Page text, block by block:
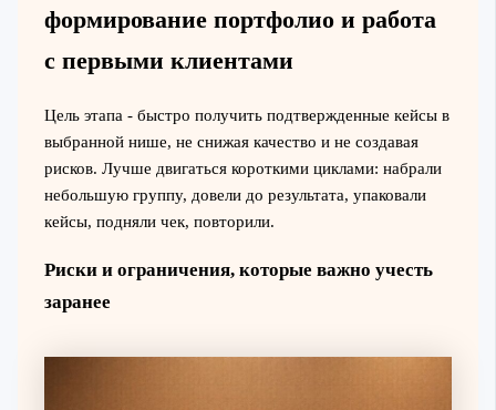
формирование портфолио и работа
с первыми клиентами
Цель этапа - быстро получить подтвержденные кейсы в
выбранной нише, не снижая качество и не создавая
рисков. Лучше двигаться короткими циклами: набрали
небольшую группу, довели до результата, упаковали
кейсы, подняли чек, повторили.
Риски и ограничения, которые важно учесть
заранее